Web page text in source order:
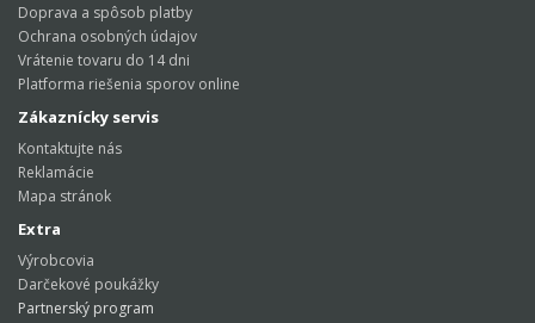
Doprava a spôsob platby
Ochrana osobných údajov
Vrátenie tovaru do 14 dni
Platforma riešenia sporov online
Zákaznícky servis
Kontaktujte nás
Reklamácie
Mapa stránok
Extra
Výrobcovia
Darčekové poukážky
Partnerský program